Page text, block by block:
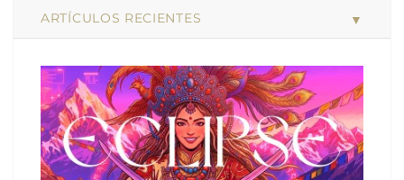
ARTÍCULOS RECIENTES